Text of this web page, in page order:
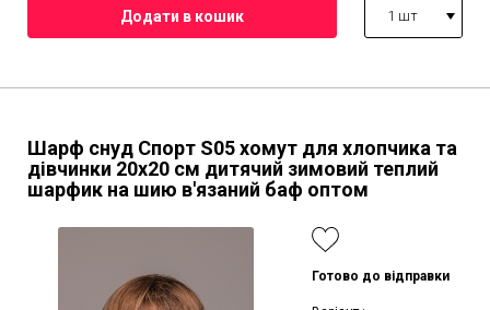
1 шт
Шарф снуд Спорт S05 хомут для хлопчика та
дівчинки 20х20 см дитячий зимовий теплий
шарфик на шию в'язаний баф оптом
Готово до відправки